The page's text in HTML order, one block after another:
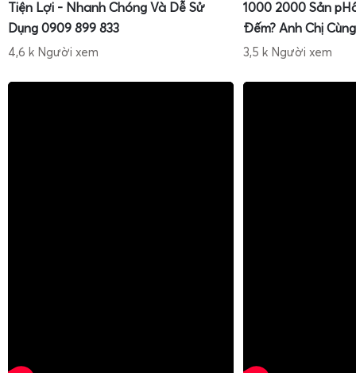
Tiện Lợi - Nhanh Chóng Và Dễ Sử
Dụng 0909 899 833
4,6 k Người xem
1000 2000 Sản
Đếm? Anh Chị
3,5 k Người xem